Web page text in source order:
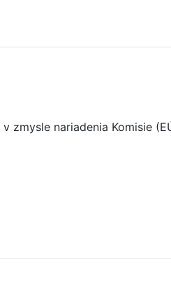
nariadenia Komisie